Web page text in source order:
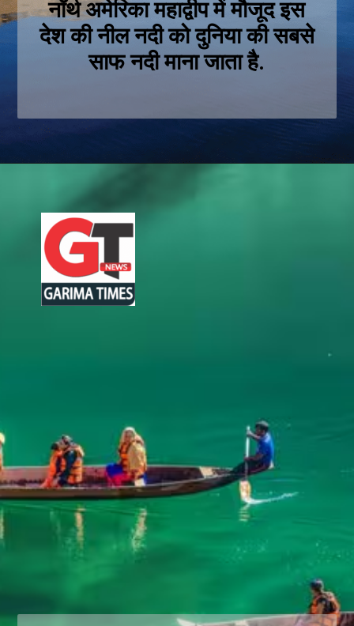
नॉर्थ अमेरिका महाद्वीप में मौजूद इस
देश की नील नदी को दुनिया की सबसे
साफ नदी माना जाता है.